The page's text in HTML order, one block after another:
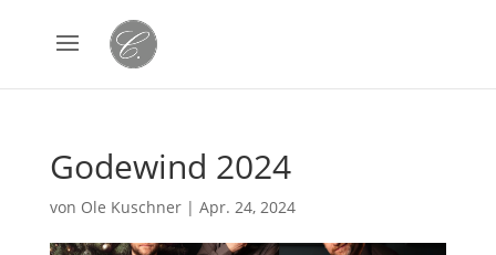
Godewind 2024
von Ole Kuschner| Apr. 24, 2024